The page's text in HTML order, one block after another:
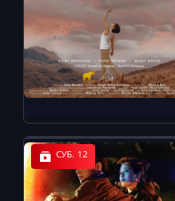
СУБ. 12